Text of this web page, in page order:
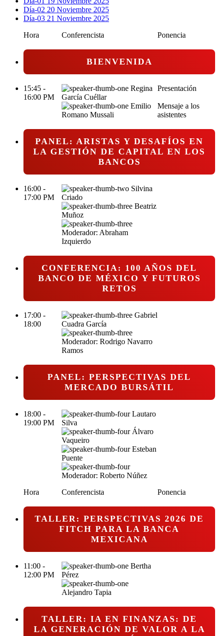
Día-02 20 Noviembre 2025
Día-03 21 Noviembre 2025
Hora
Conferencista Ponencia
BIENVENIDA
15:45 -
16:00 PM
Regina
García Cuéllar
Presentación
Emilio
Romano Mussali
Mensaje a los
asistentes
PANEL: ARISTAS Y DESAFÍOS EN
LA GESTIÓN DE CAPITAL EN LOS
BANCOS
16:00 -
17:00 PM
Silvina
Criado
Beatriz
Muñoz
Moderador: Abraham
Izquierdo
CONFERENCIA: 100 AÑOS DEL
BANCO DE MÉXICO Y FUTUROS
RETOS
17:00 -
18:00
Gabriel
Cuadra García
Moderador: Rodrigo Navarro
Ramos
PANEL: PERSPECTIVAS DEL
MERCADO BURSÁTIL
18:00 -
19:00 PM
Lautaro
Silva
Álvaro
Vaqueiro
Esteban
Puente
Moderador: Roberto Núñez
Hora
Conferencista Ponencia
TALLER: PERSPECTIVAS 2026 DE
FITCH PARA LA BANCA
MEXICANA
11:00 -
12:00 PM
Bertha
Pérez
Alejandro Tapia
TALLER: IA EN FINANZAS: DE
LA GENERACIÓN DE VALOR A LA